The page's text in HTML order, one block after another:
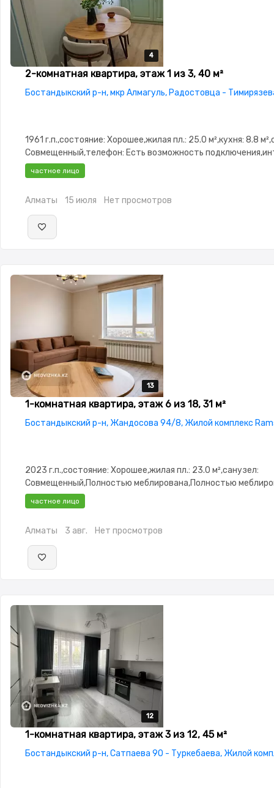
4
4
4
4
2-комнатная квартира, этаж 1 из 3, 40 м²
Бостандыкский р-н, мкр Алмагуль, Радостовца -
1961 г.п.,состояние: Хорошее,жилая пл.: 25.0 м²,кухня: 8.8
Совмещенный,телефон: Есть возможность
Через TV кабель,Полностью меблирована,Полностью
меблирована,Решетки на
изолированы,Встроенная кухня,Новая сантехника,Тихий
двор,Кондиционер,Удобно под коммерцию
частное лицо
Алматы 15 июля Нет просмотров
13
13
13
13
13
1-комнатная квартира, этаж 6 из 18, 31 м²
Бостандыкский р-н, Жандосова 94/8, Жилой комплекс
2023 г.п.,состояние: Хорошее,жилая пл.: 23.0 м²,санузел:
Совмещенный,Полностью меблирована,Полностью
3.0,паркинг: Паркинг,Домофон,Кодовый
замок,Сигнализация,Видеонаблюдение,Пластиковые
частное лицо
Алматы 3 авг. Нет просмотров
12
12
12
12
12
1-комнатная квартира, этаж 3 из 12, 45 м²
Бостандыкский р-н, Сатпаева 90 - Туркебаева, Жилой